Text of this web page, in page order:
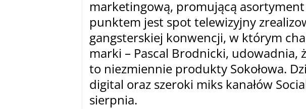
marketingową, promującą
punktem jest spot telewizyjny
gangsterskiej konwencji, w którym
marki – Pascal Brodnicki, udowadnia,
to niezmiennie produkty Sokołowa.
digital oraz szeroki miks kanałów
sierpnia.